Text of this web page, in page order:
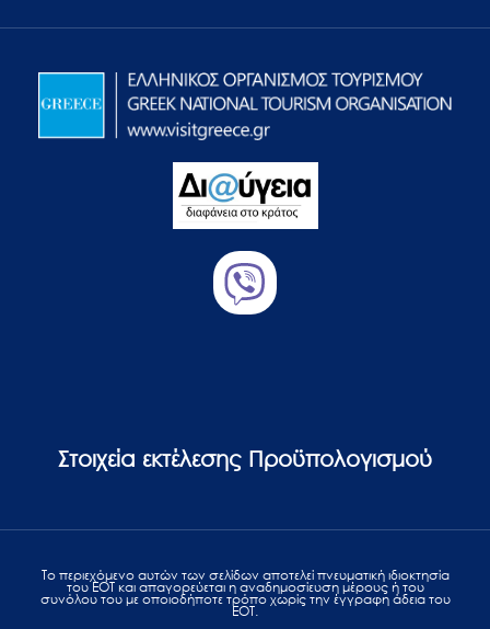
Στοιχεία εκτέλεσης Προϋπολογισμού
Το περιεχόμενο αυτών των σελίδων αποτελεί πvευματική ιδιοκτησία
του ΕΟΤ και απαγορεύεται η αναδημοσίευση μέρους ή του
συνόλου του με οποιοδήποτε τρόπο χωρίς την έγγραφη άδεια του
ΕΟΤ.